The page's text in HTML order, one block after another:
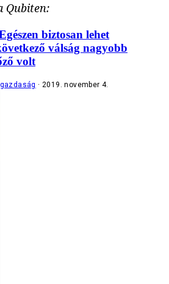
Qubiten:
biztosan lehet
válság nagyobb
volt
gazdaság 2019. november 4.